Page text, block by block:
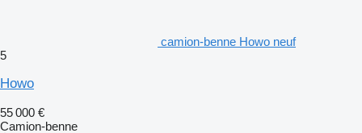
camion-benne Howo neuf
5
Howo
55 000 €
Camion-benne